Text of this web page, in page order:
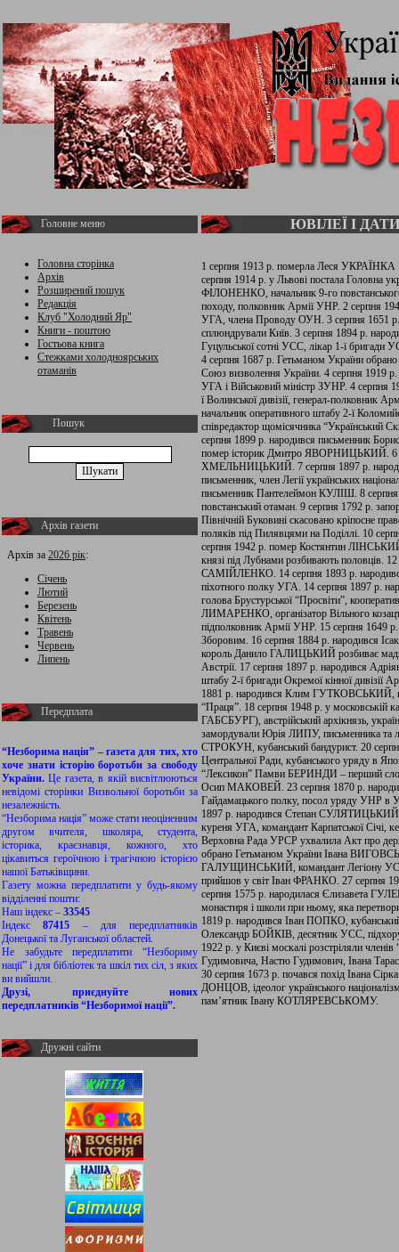
Головне меню
Головна сторінка
Архів
Розширений пошук
Редакція
Клуб "Холодний Яр"
Книги - поштою
Гостьова книга
Стежками холодноярських
отаманів
Пошук
Архів газети
Архів за 2026 рік:
Січень
Лютий
Березень
Квітень
Травень
Червень
Липень
Передплата
“Незборима нація” – газета для тих, хто
хоче знати історію боротьби за свободу
України.Це газета, в якій висвітлюються
невідомі сторінки Визвольної боротьби за
незалежність.
“Незборима нація” може стати неоціненним
другом вчителя, школяра, студента,
історика, краєзнавця, кожного, хто
цікавиться героїчною і трагічною історією
нашої Батьківщини.
Газету можна передплатити у будь-якому
відділенні пошти:
Наш індекс – 33545
Індекс87415 – для передплатників
Донецької та Луганської областей.
Не забудьте передплатити “Незбориму
нації” і для бібліотек та шкіл тих сіл, з яких
ви вийшли.
Друзі, приєднуйте нових
передплатників “Незборимої нації”.
Дружні сайти
ЮВІЛЕЇ І
1 серпня 1913 р. померла Леся УКРАЇНКА
серпня 1914 р. у Львові постала Головна
ФІЛОНЕНКО, начальник 9-го
походу, полковник Армії УНР. 2 серпня
УГА, члена Проводу ОУН. 3 серпня 1651
сплюндрували Київ. 3 серпня 1894 р.
Гуцульської сотні УСС, лікар 1-ї бригади
4 серпня 1687 р. Гетьманом України
Союз визволення України. 4 серпня
УГА і Військовий міністр ЗУНР. 4
ї Волинської дивізії, генерал-полковник
начальник оперативного штабу 2-ї
співредактор щомісячника “Український
серпня 1899 р. народився письменник
помер історик Дмитро ЯВОРНИЦЬКИЙ. 6
ХМЕЛЬНИЦЬКИЙ. 7 серпня 1897 р.
письменник, член Легії українських
письменник Пантелеймон КУЛІШ. 8
повстанський отаман. 9 серпня 1792 р.
Північній Буковині скасовано кріпосне
поляків під Пилявцями на Поділлі. 10
серпня 1942 р. помер Костянтин
князі під Лубнами розбивають половців.
САМІЙЛЕНКО. 14 серпня 1893 р.
піхотного полку УГА. 14 серпня 1897 р.
голова Брустурської “Просвіти”,
ЛИМАРЕНКО, організатор Вільного
підполковник Армії УНР. 15 серпня
Зборовим. 16 серпня 1884 р. народився
король Данило ГАЛИЦЬКИЙ розбиває
Австрії. 17 серпня 1897 р. народився
штабу 2-ї бригади Окремої кінної дивізії
1881 р. народився Клим ГУТКОВСЬКИЙ,
“Праця”. 18 серпня 1948 р. у
ГАБСБУРГ), австрійський архікнязь,
замордували Юрія ЛИПУ, письменника та
СТРОКУН, кубанський бандурист. 20
Центральної Ради, кубанського уряду в
“Лексикон” Памви БЕРИНДИ – перший
Осип МАКОВЕЙ. 23 серпня 1870 р.
Гайдамацького полку, посол уряду УНР в
1897 р. народився Степан СУЛЯТИЦЬКИЙ,
куреня УГА, командант Карпатської Січі,
Верховна Рада УРСР ухвалила Акт про
обрано Гетьманом України Івана
ГАЛУЩИНСЬКИЙ, командант Легіону УСС,
прийшов у світ Іван ФРАНКО. 27 серпня
серпня 1575 р. народилася Єлизавета
монастиря і школи при ньому, яка
1819 р. народився Іван ПОПКО,
Олександр БОЙКІВ, десятник УСС,
1922 р. у Києві москалі розстріляли
Гудимовича, Настю Гудимович, Івана
30 серпня 1673 р. почався похід Івана
ДОНЦОВ, ідеолог українського
пам’ятник Івану КОТЛЯРЕВСЬКОМУ.